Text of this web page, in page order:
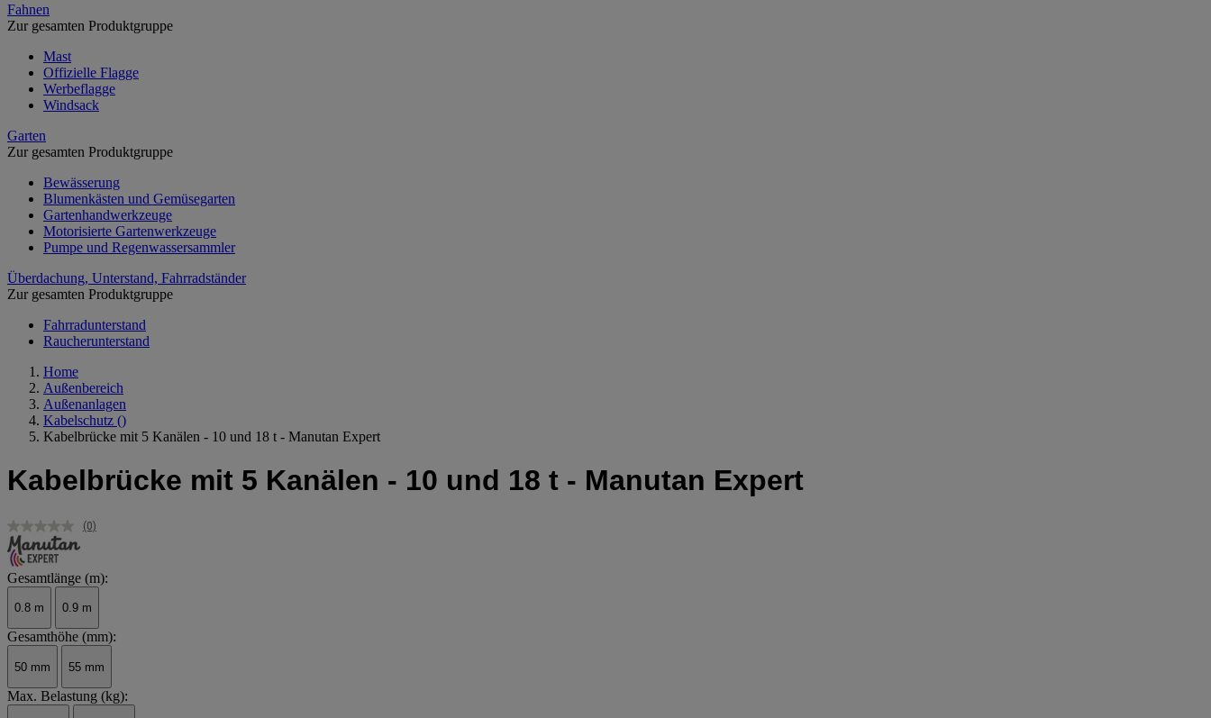
Fahnen
Zur gesamten Produktgruppe
Mast
Offizielle Flagge
Werbeflagge
Windsack
Garten
Zur gesamten Produktgruppe
Bewässerung
Blumenkästen und Gemüsegarten
Gartenhandwerkzeuge
Motorisierte Gartenwerkzeuge
Pumpe und Regenwassersammler
Überdachung, Unterstand, Fahrradständer
Zur gesamten Produktgruppe
Fahrradunterstand
Raucherunterstand
Home
Außenbereich
Außenanlagen
Kabelschutz ()
Kabelbrücke mit 5 Kanälen - 10 und 18 t - Manutan Expert
Kabelbrücke mit 5 Kanälen - 10 und 18 t - Manutan Expert
Kein
auf
derselben
Seite.
(0)
Gesamtlänge (m):
0.8 m 0.9 m
Gesamthöhe (mm):
50 mm 55 mm
Max. Belastung (kg):